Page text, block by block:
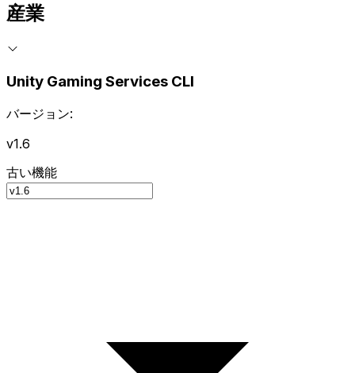
産業
Unity Gaming Services CLI
バージョン:
v1.6
古い機能